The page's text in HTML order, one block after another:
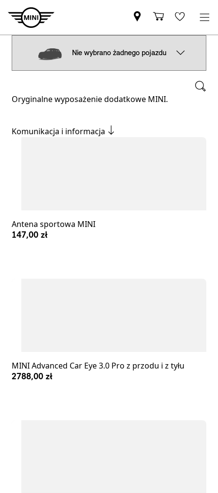
Nie wybrano żadnego pojazdu
Oryginalne wyposażenie dodatkowe MINI.
Komunikacja i informacja
Antena sportowa MINI
147,00 zł
MINI Advanced Car Eye 3.0 Pro z przodu i z tyłu
2788,00 zł